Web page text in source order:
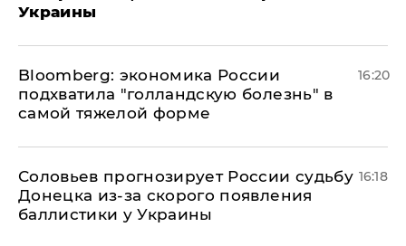
Украины
Bloomberg: экономика России
подхватила "голландскую болезнь" в
самой тяжелой форме
16:20
Соловьев прогнозирует России судьбу
Донецка из-за скорого появления
баллистики у Украины
16:18